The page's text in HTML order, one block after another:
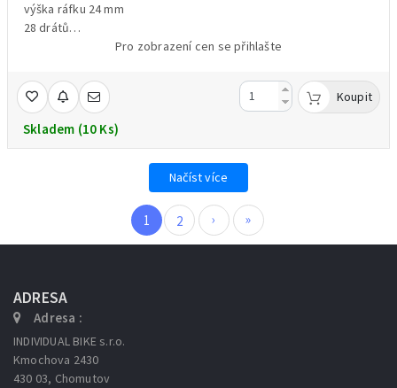
výška ráfku 24 mm
28 drátů
pro 6 děrové kotouče
zadní náboj s ořechem SRAM XD pro 12x142 mm osu - osa není
součástí balení
barva černá
hmotnost 1830 g (váženo; přední kolo: 880 g, zadní kolo: 1005 g)
Pro zobrazení cen se přihlašte
Skladem (10 Ks)
Koupit
Načíst více
1 2 › »
ADRESA
Adresa :
INDIVIDUAL BIKE s.r.o.
Kmochova 2430
430 03, Chomutov